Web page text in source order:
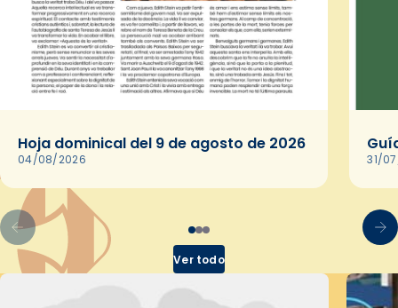
Hoja dominical del 9 de agosto de 2026
04/08/2026 31/
Ver todo